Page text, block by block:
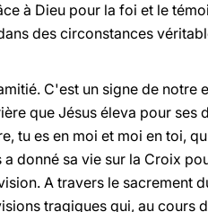
à Dieu pour la foi et le
des circonstances
C'est un signe de notre
que Jésus éleva pour ses
tu es en moi et moi en toi,
a donné sa vie sur la Croix
A travers le sacrement
tragiques qui, au cours